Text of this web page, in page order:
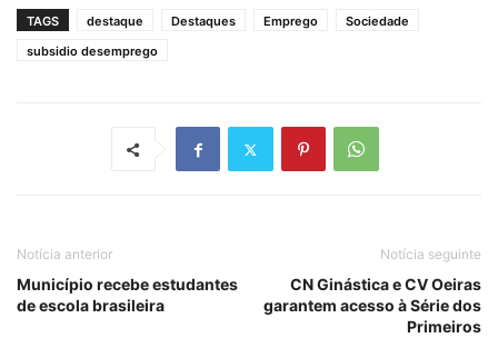
TAGS destaque Destaques Emprego
Sociedade
subsidio desemprego
Notícia anterior
Município recebe estudantes
de escola brasileira
Notícia seguinte
CN Ginástica e CV Oeiras
garantem acesso à Série dos
Primeiros